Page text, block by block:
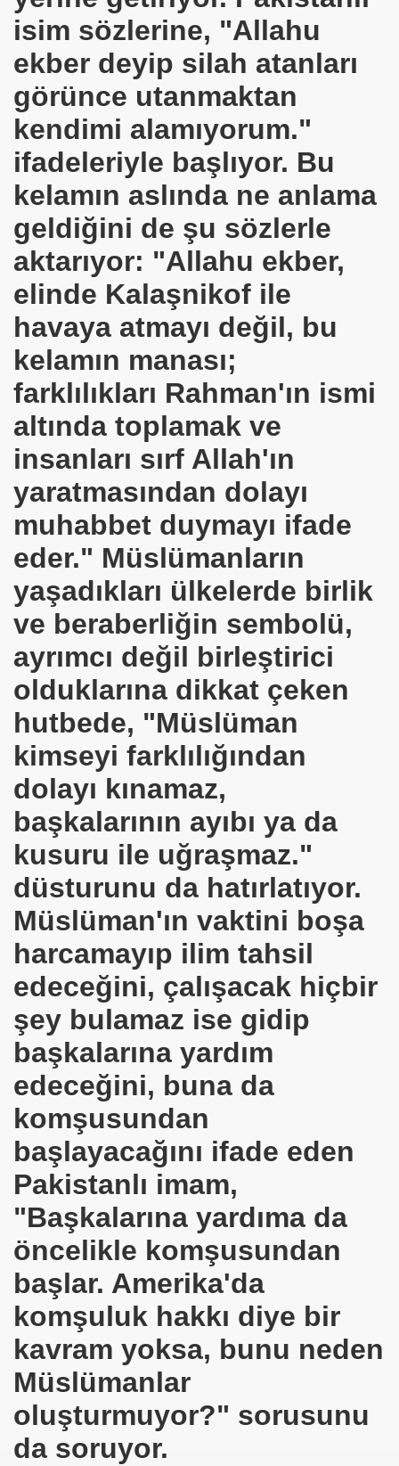
isim sözlerine, "Allahu
ekber deyip silah atanları
görünce utanmaktan
kendimi alamıyorum."
ifadeleriyle başlıyor. Bu
kelamın aslında ne anlama
geldiğini de şu sözlerle
aktarıyor: "Allahu ekber,
elinde Kalaşnikof ile
havaya atmayı değil, bu
kelamın manası;
farklılıkları Rahman'ın ismi
altında toplamak ve
insanları sırf Allah'ın
yaratmasından dolayı
muhabbet duymayı ifade
eder." Müslümanların
yaşadıkları ülkelerde birlik
ve beraberliğin sembolü,
ayrımcı değil birleştirici
olduklarına dikkat çeken
hutbede, "Müslüman
kimseyi farklılığından
dolayı kınamaz,
başkalarının ayıbı ya da
kusuru ile uğraşmaz."
düsturunu da hatırlatıyor.
Müslüman'ın vaktini boşa
harcamayıp ilim tahsil
edeceğini, çalışacak hiçbir
şey bulamaz ise gidip
başkalarına yardım
edeceğini, buna da
komşusundan
başlayacağını ifade eden
Pakistanlı imam,
"Başkalarına yardıma da
öncelikle komşusundan
başlar. Amerika'da
komşuluk hakkı diye bir
kavram yoksa, bunu neden
Müslümanlar
oluşturmuyor?" sorusunu
da soruyor.
RÜŞD
VAKFI
?
ARINÇ
İle
ÇELİK
DİNÇER
Oturan TekProf. Maliye Bakanı